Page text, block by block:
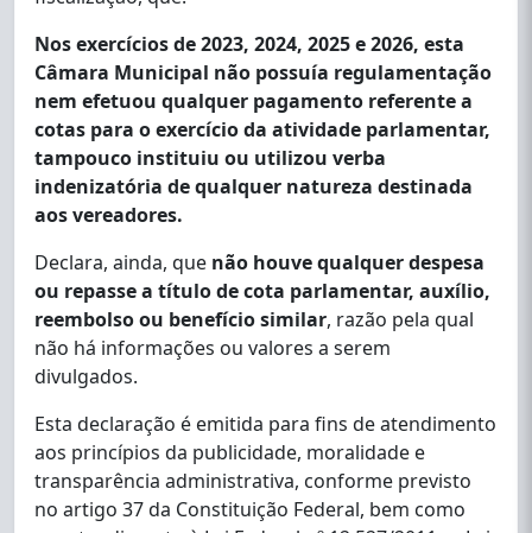
Nos exercícios de 2023, 2024, 2025 e 2026, esta
Câmara Municipal não possuía regulamentação
nem efetuou qualquer pagamento referente a
cotas para o exercício da atividade parlamentar,
tampouco instituiu ou utilizou verba
indenizatória de qualquer natureza destinada
aos vereadores.
Declara, ainda, que não houve qualquer despesa
ou repasse a título de cota parlamentar, auxílio,
reembolso ou benefício similar, razão pela qual
não há informações ou valores a serem
divulgados.
Esta declaração é emitida para fins de atendimento
aos princípios da publicidade, moralidade e
transparência administrativa, conforme previsto
no artigo 37 da Constituição Federal, bem como